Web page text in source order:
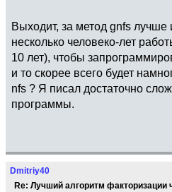
Выходит, за метод gnfs лучше
несколько человеко-лет
10 лет), чтобы
и то скорее всего будет
nfs ? Я писал достаточно
программы.
Dmitriy40
Re: Лучший алгоритм факторизации